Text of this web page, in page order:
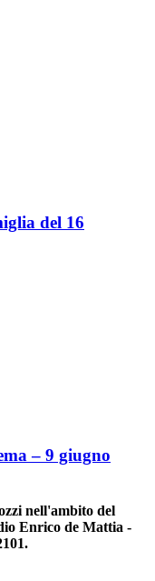
del 16
– 9 giugno
nell'ambito del
Enrico de Mattia -